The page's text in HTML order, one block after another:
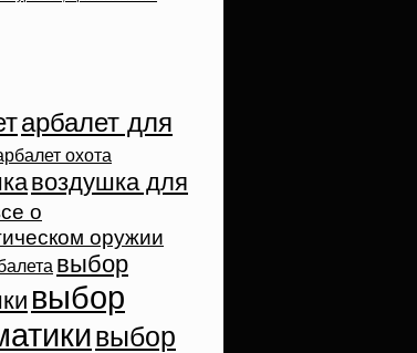
арбалет для
охота
воздушка для
о
оружии
выбор
выбор
выбор